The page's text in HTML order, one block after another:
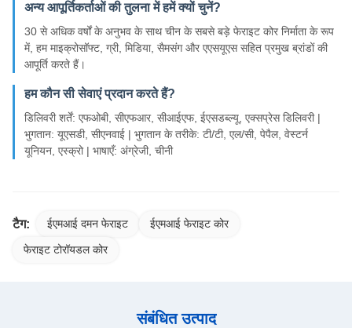
अन्य आपूर्तिकर्ताओं की तुलना में हमें क्यों चुनें?
30 से अधिक वर्षों के अनुभव के साथ चीन के सबसे बड़े फेराइट कोर निर्माता के रूप
में, हम माइक्रोसॉफ्ट, ग्री, मिडिया, सैमसंग और एएसयूएस सहित प्रमुख ब्रांडों की
आपूर्ति करते हैं।
हम कौन सी सेवाएं प्रदान करते हैं?
डिलिवरी शर्तें: एफओबी, सीएफआर, सीआईएफ, ईएसडब्ल्यू, एक्सप्रेस डिलिवरी |
भुगतान: यूएसडी, सीएनवाई | भुगतान के तरीके: टी/टी, एल/सी, पेपैल, वेस्टर्न
यूनियन, एस्क्रो | भाषाएँ: अंग्रेजी, चीनी
टैग: ईएमआई दमन फेराइट ईएमआई फेराइट कोर
फेराइट टोरॉयडल कोर
संबंधित उत्पाद